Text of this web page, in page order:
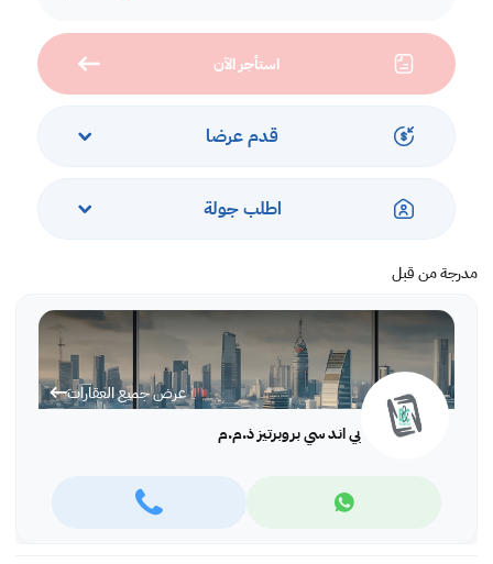
استأجر الآن
قدم عرضا
اطلب جولة
مدرجة من قبل
عرض جميع العقارات
بي اند سي بروبرتيز ذ.م.م